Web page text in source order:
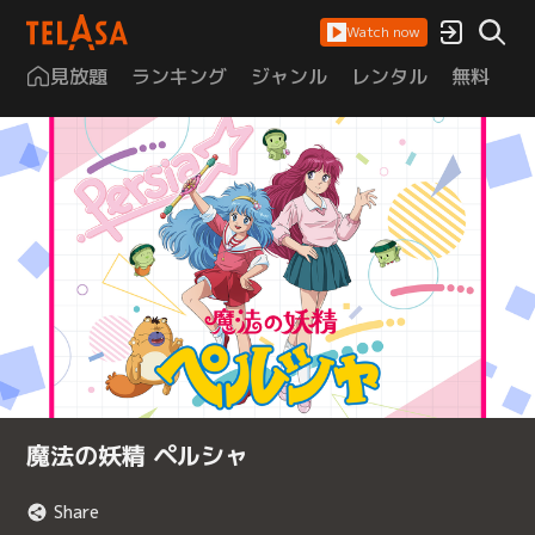
Watch now
見放題 ランキング ジャンル レンタル 無料
魔法の妖精 ペルシャ
Share